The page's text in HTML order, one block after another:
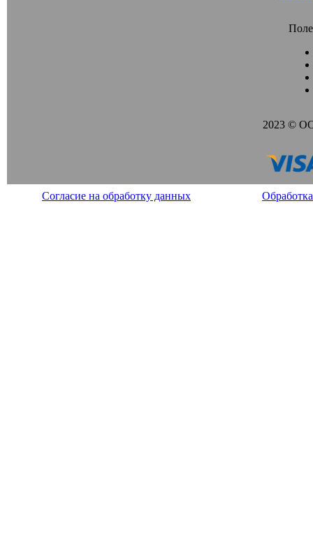
2023 ©
Согласие на обработку данных